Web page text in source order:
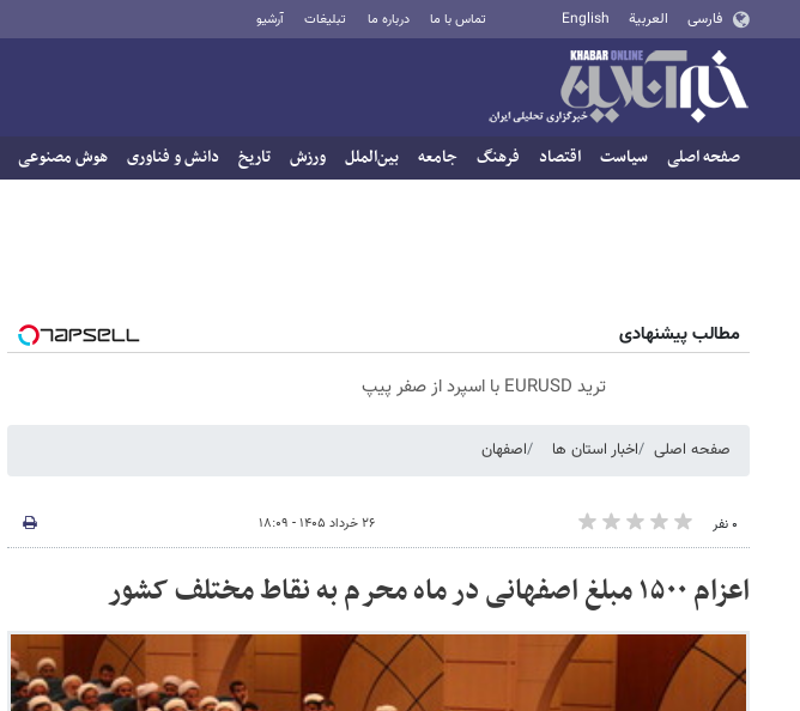
فارسی العربية English تماس با ما درباره ما تبلیغات آرشیو
صفحه اصلی سیاست اقتصاد فرهنگ جامعه بین‌الملل ورزش تاریخ دانش و فناوری هوش مصنوعی
مطالب پیشنهادی
ترید EURUSD با اسپرد از صفر پیپ
صفحه اصلی اخبار استان ها اصفهان
۰ نفر ۲۶ خرداد ۱۴۰۵ - ۱۸:۰۹
اعزام ۱۵۰۰ مبلغ اصفهانی در ماه محرم به نقاط مختلف کشور